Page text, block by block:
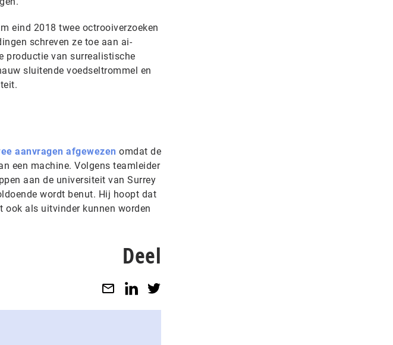
eind 2018 twee octrooiverzoeken
schreven ze toe aan ai-
productie van surrealistische
sluitende voedseltrommel en
aanvragen afgewezen omdat de
een machine. Volgens teamleider
aan de universiteit van Surrey
wordt benut. Hij hoopt dat
ook als uitvinder kunnen worden
Deel